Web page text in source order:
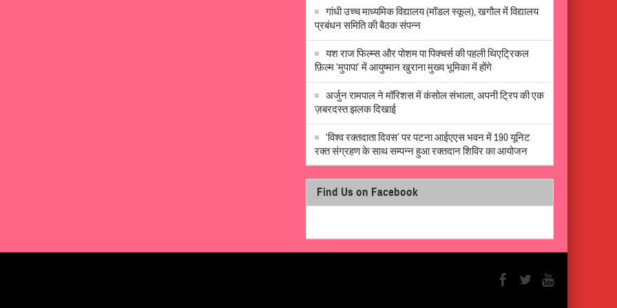
गांधी उच्च माध्यमिक विद्यालय (मॉडल स्कूल), खगौल में विद्यालय
प्रबंधन समिति की बैठक संपन्न
यश राज फिल्म्स और पोशम पा पिक्चर्स की पहली थिएट्रिकल
फ़िल्म ‘मुपापा’ में आयुष्मान खुराना मुख्य भूमिका में होंगे
अर्जुन रामपाल ने मॉरिशस में कंसोल संभाला, अपनी ट्रिप की एक
ज़बरदस्त झलक दिखाई
‘विश्व रक्तदाता दिवस’ पर पटना आईएएस भवन में 190 यूनिट
रक्त संग्रहण के साथ सम्पन्न हुआ रक्तदान शिविर का आयोजन
Find Us on Facebook